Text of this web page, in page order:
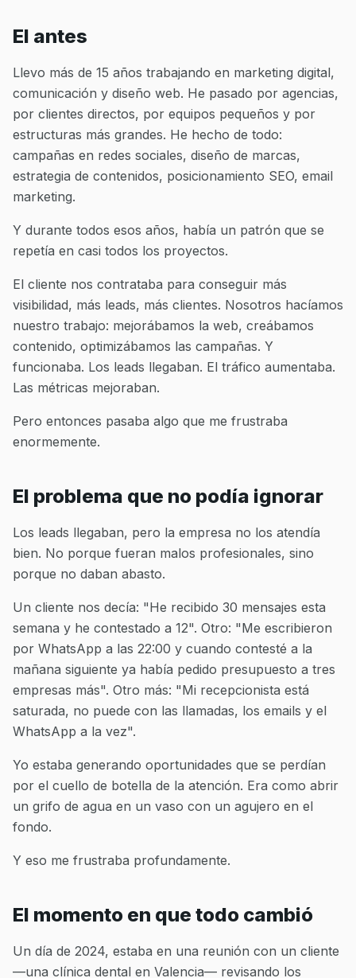
El antes
Llevo más de 15 años trabajando en marketing digital,
comunicación y diseño web. He pasado por agencias,
por clientes directos, por equipos pequeños y por
estructuras más grandes. He hecho de todo:
campañas en redes sociales, diseño de marcas,
estrategia de contenidos, posicionamiento SEO, email
marketing.
Y durante todos esos años, había un patrón que se
repetía en casi todos los proyectos.
El cliente nos contrataba para conseguir más
visibilidad, más leads, más clientes. Nosotros hacíamos
nuestro trabajo: mejorábamos la web, creábamos
contenido, optimizábamos las campañas. Y
funcionaba. Los leads llegaban. El tráfico aumentaba.
Las métricas mejoraban.
Pero entonces pasaba algo que me frustraba
enormemente.
El problema que no podía ignorar
Los leads llegaban, pero la empresa no los atendía
bien. No porque fueran malos profesionales, sino
porque no daban abasto.
Un cliente nos decía: "He recibido 30 mensajes esta
semana y he contestado a 12". Otro: "Me escribieron
por WhatsApp a las 22:00 y cuando contesté a la
mañana siguiente ya había pedido presupuesto a tres
empresas más". Otro más: "Mi recepcionista está
saturada, no puede con las llamadas, los emails y el
WhatsApp a la vez".
Yo estaba generando oportunidades que se perdían
por el cuello de botella de la atención. Era como abrir
un grifo de agua en un vaso con un agujero en el
fondo.
Y eso me frustraba profundamente.
El momento en que todo cambió
Un día de 2024, estaba en una reunión con un cliente
—una clínica dental en Valencia— revisando los